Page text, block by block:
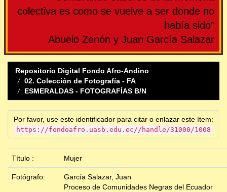
colectiva es como se vuelve a ser donde no
había sido"
Abuelo Zenón y Juan García Salazar
Repositorio Digital Fondo Afro-Andino
02. Colección de Fotografía - FA
ESMERALDAS - FOTOGRAFÍAS B/N
Por favor, use este identificador para citar o enlazar este ítem:
https://fondoafro.uasb.edu.ec//handle/31000/1008
Título : Mujer
Fotógrafo:
García Salazar, Juan
Proceso de Comunidades Negras del Ecuador